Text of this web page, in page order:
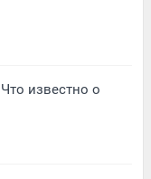
известно о